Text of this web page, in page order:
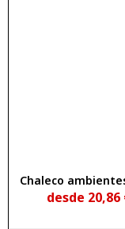
Chaleco
desde 20,86